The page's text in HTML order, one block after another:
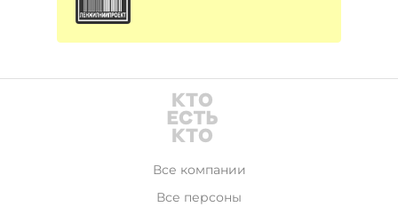
Все компании
Все персоны